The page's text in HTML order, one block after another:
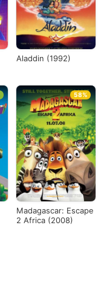
Aladdin (1992)
Madagascar: Escape
2 Africa (2008)
58%